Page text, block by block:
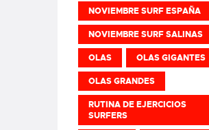
NOVIEMBRE SURF ESPAÑA
NOVIEMBRE SURF SALINAS
OLAS OLAS GIGANTES
OLAS GRANDES
RUTINA DE EJERCICIOS
SURFERS